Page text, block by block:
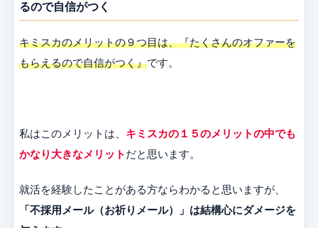
るので自信がつく
キミスカのメリットの９つ目は、『たくさんのオファーを
もらえるので自信がつく』です。
私はこのメリットは、 キミスカの１５のメリットの中でも
かなり大きなメリット だと思います。
就活を経験したことがある方ならわかると思いますが、
「不採用メール（お祈りメール）」は結構心にダメージを